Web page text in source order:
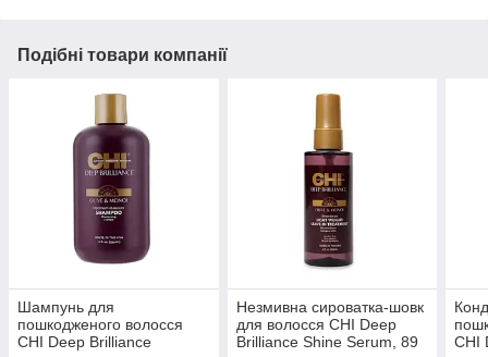
Подібні товари компанії
Шампунь для
пошкодженого волосся
CHI Deep Brilliance
Незмивна сироватка-шовк
для волосся CHI Deep
Brilliance Shine Serum, 89
CHI